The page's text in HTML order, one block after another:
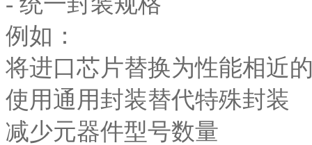
例如：
将进口芯片替换为性能相近
使用通用封装替代特殊封装
减少元器件型号数量